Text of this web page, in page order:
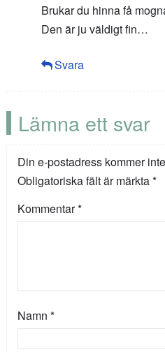
Brukar du hinna få
Den är ju väldigt fin…
Svara
Lämna ett svar
Din e-postadress kommer
Obligatoriska fält är märkta*
Kommentar*
Namn *